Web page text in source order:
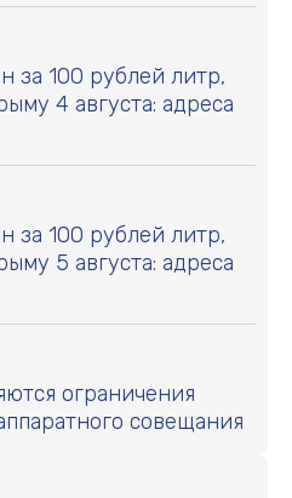
за 100 рублей литр,
4 августа: адреса
за 100 рублей литр,
5 августа: адреса
ограничения
совещания